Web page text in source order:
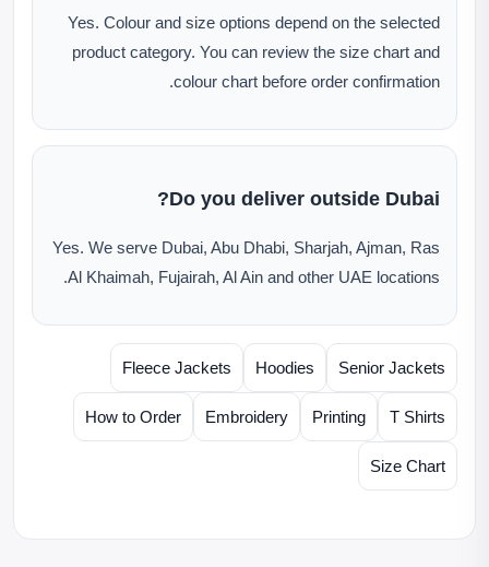
Yes. Colour and size options depend on the selected
product category. You can review the size chart and
colour chart before order confirmation.
Do you deliver outside Dubai?
Yes. We serve Dubai, Abu Dhabi, Sharjah, Ajman, Ras
Al Khaimah, Fujairah, Al Ain and other UAE locations.
Senior Jackets
Hoodies
Fleece Jackets
T Shirts
Printing
Embroidery
How to Order
Size Chart